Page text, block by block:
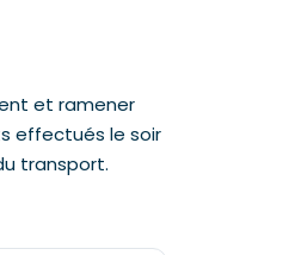
et ramener
effectués le soir
transport.